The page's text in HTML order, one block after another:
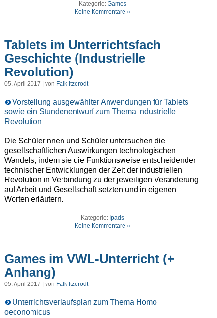
Kategorie: Games
Keine Kommentare »
Tablets im Unterrichtsfach
Geschichte (Industrielle
Revolution)
05. April 2017 | von Falk Itzerodt
Vorstellung ausgewählter Anwendungen für Tablets
sowie ein Stundenentwurf zum Thema Industrielle
Revolution
Die Schülerinnen und Schüler untersuchen die
gesellschaftlichen Auswirkungen technologischen
Wandels, indem sie die Funktionsweise entscheidender
technischer Entwicklungen der Zeit der industriellen
Revolution in Verbindung zu der jeweiligen Veränderung
auf Arbeit und Gesellschaft setzten und in eigenen
Worten erläutern.
Kategorie: Ipads
Keine Kommentare »
Games im VWL-Unterricht (+
Anhang)
05. April 2017 | von Falk Itzerodt
Unterrichtsverlaufsplan zum Thema Homo
oeconomicus